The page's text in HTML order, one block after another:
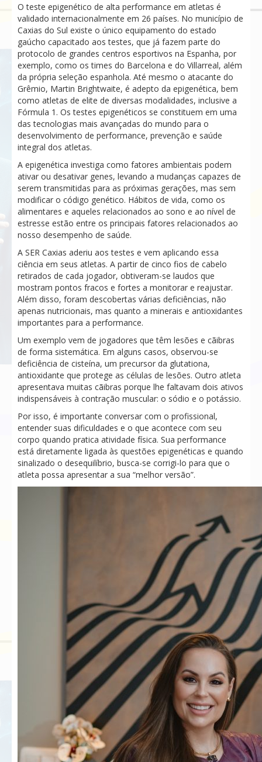
O teste epigenético de alta performance em atletas é
validado internacionalmente em 26 países. No município de
Caxias do Sul existe o único equipamento do estado
gaúcho capacitado aos testes, que já fazem parte do
protocolo de grandes centros esportivos na Espanha, por
exemplo, como os times do Barcelona e do Villarreal, além
da própria seleção espanhola. Até mesmo o atacante do
Grêmio, Martin Brightwaite, é adepto da epigenética, bem
como atletas de elite de diversas modalidades, inclusive a
Fórmula 1. Os testes epigenéticos se constituem em uma
das tecnologias mais avançadas do mundo para o
desenvolvimento de performance, prevenção e saúde
integral dos atletas.
A epigenética investiga como fatores ambientais podem
ativar ou desativar genes, levando a mudanças capazes de
serem transmitidas para as próximas gerações, mas sem
modificar o código genético. Hábitos de vida, como os
alimentares e aqueles relacionados ao sono e ao nível de
estresse estão entre os principais fatores relacionados ao
nosso desempenho de saúde.
A SER Caxias aderiu aos testes e vem aplicando essa
ciência em seus atletas. A partir de cinco fios de cabelo
retirados de cada jogador, obtiveram-se laudos que
mostram pontos fracos e fortes a monitorar e reajustar.
Além disso, foram descobertas várias deficiências, não
apenas nutricionais, mas quanto a minerais e antioxidantes
importantes para a performance.
Um exemplo vem de jogadores que têm lesões e cãibras
de forma sistemática. Em alguns casos, observou-se
deficiência de cisteína, um precursor da glutationa,
antioxidante que protege as células de lesões. Outro atleta
apresentava muitas cãibras porque lhe faltavam dois ativos
indispensáveis à contração muscular: o sódio e o potássio.
Por isso, é importante conversar com o profissional,
entender suas dificuldades e o que acontece com seu
corpo quando pratica atividade física. Sua performance
está diretamente ligada às questões epigenéticas e quando
sinalizado o desequilíbrio, busca-se corrigi-lo para que o
atleta possa apresentar a sua “melhor versão”.